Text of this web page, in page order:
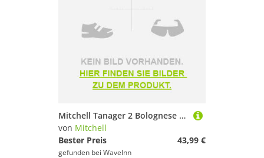
Mitchell Tanager 2 Bolognese Rod Schwarz 3.00 m
von Mitchell
Bester Preis
43,99 €
gefunden bei WaveInn